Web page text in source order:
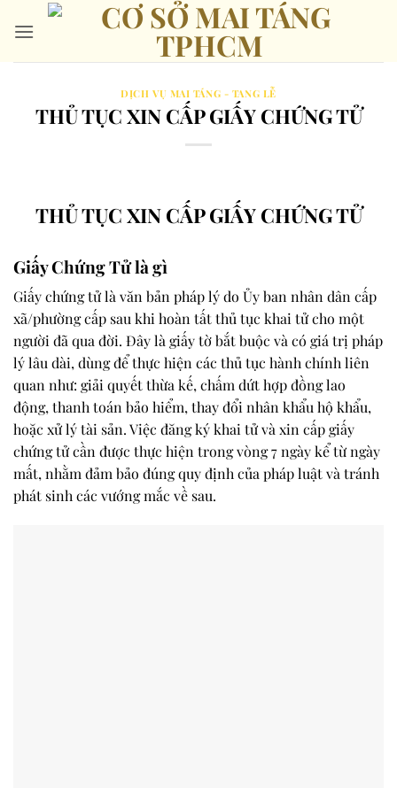
qua
DỊCH VỤ MAI TÁNG - TANG LỄ
THỦ TỤC XIN CẤP GIẤY CHỨNG TỬ
THỦ TỤC XIN CẤP GIẤY CHỨNG TỬ
Giấy Chứng Tử là gì
Giấy chứng tửlà văn bản pháp lý do Ủy ban nhân dân cấp
xã/phườngcấp sau khi hoàn tất thủ tục khai tử cho một
người đã qua đời. Đây là giấy tờ bắt buộc và có giá trị pháp
lý lâu dài, dùng để thực hiện các thủ tục hành chính liên
quan như: giải quyết thừa kế, chấm dứt hợp đồng lao
động, thanh toán bảo hiểm, thay đổi nhân khẩu hộ khẩu,
hoặc xử lý tài sản. Việc đăng ký khai tử và xin cấp giấy
chứng tử cần được thực hiện trong vòng7 ngày kể từ ngày
mất, nhằm đảm bảo đúng quy định của pháp luật và tránh
phát sinh các vướng mắc về sau.